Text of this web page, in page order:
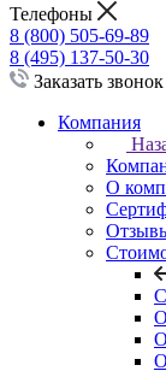
Телефоны
8 (800) 505-69-89
8 (495) 137-50-30
Заказать звонок
Компания
О